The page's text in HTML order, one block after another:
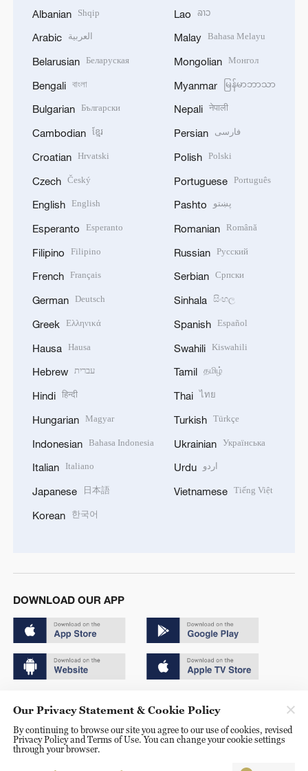
Albanian Shqip
Arabic العربية
Belarusian Беларуская
Bengali বাংলা
Bulgarian Български
Cambodian ខ្មែរ
Croatian Hrvatski
Czech Český
English English
Esperanto Esperanto
Filipino Filipino
French Français
German Deutsch
Greek Ελληνικά
Hausa Hausa
Hebrew עברית
Hindi हिन्दी
Hungarian Magyar
Indonesian Bahasa Indonesia
Italian Italiano
Japanese 日本語
Korean 한국어
Lao ລາວ
Malay Bahasa Melayu
Mongolian Монгол
Myanmar မြန်မာဘာသာ
Nepali नेपाली
Persian فارسی
Polish Polski
Portuguese Português
Pashto پښتو
Romanian Română
Russian Русский
Serbian Српски
Sinhala සිංහල
Spanish Español
Swahili Kiswahili
Tamil தமிழ்
Thai ไทย
Turkish Türkçe
Ukrainian Українська
Urdu اردو
Vietnamese Tiếng Việt
DOWNLOAD OUR APP
京ICP备20000184号
京公网安备 11010502050052号
Our Privacy Statement & Cookie Policy
By continuing to browse our site you agree to our use of cookies, revised
Privacy Policy and Terms of Use. You can change your cookie settings
through your browser.